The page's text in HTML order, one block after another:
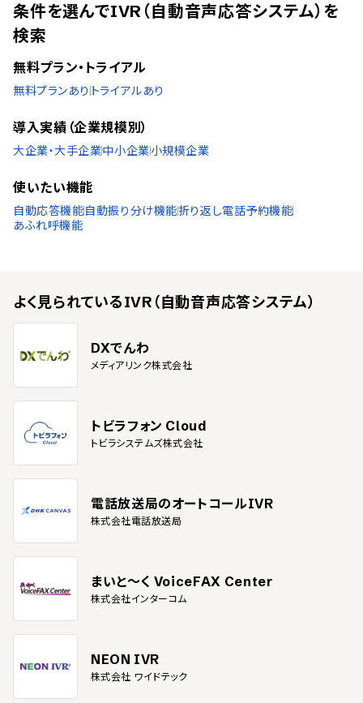
条件を選んでIVR（自動音声応答システム）を
検索
無料プラン・トライアル
無料プランあり トライアルあり
導入実績（企業規模別）
大企業・大手企業中小企業小規模企業
使いたい機能
自動応答機能自動振り分け機能折り返し電話予約機能
あふれ呼機能
よく見られているIVR（自動音声応答システム）
DXでんわ
メディアリンク株式会社
トビラフォン Cloud
トビラシステムズ株式会社
電話放送局のオートコールIVR
株式会社電話放送局
まいと～く VoiceFAX Center
株式会社インターコム
NEON IVR
株式会社 ワイドテック